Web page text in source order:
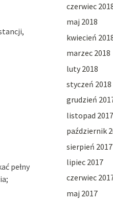
pełny
czerwiec
maj 2018
kwiecień
marzec 2018
luty 2018
styczeń 2018
grudzień
listopad 2017
październik
sierpień 2017
lipiec 2017
czerwiec
maj 2017